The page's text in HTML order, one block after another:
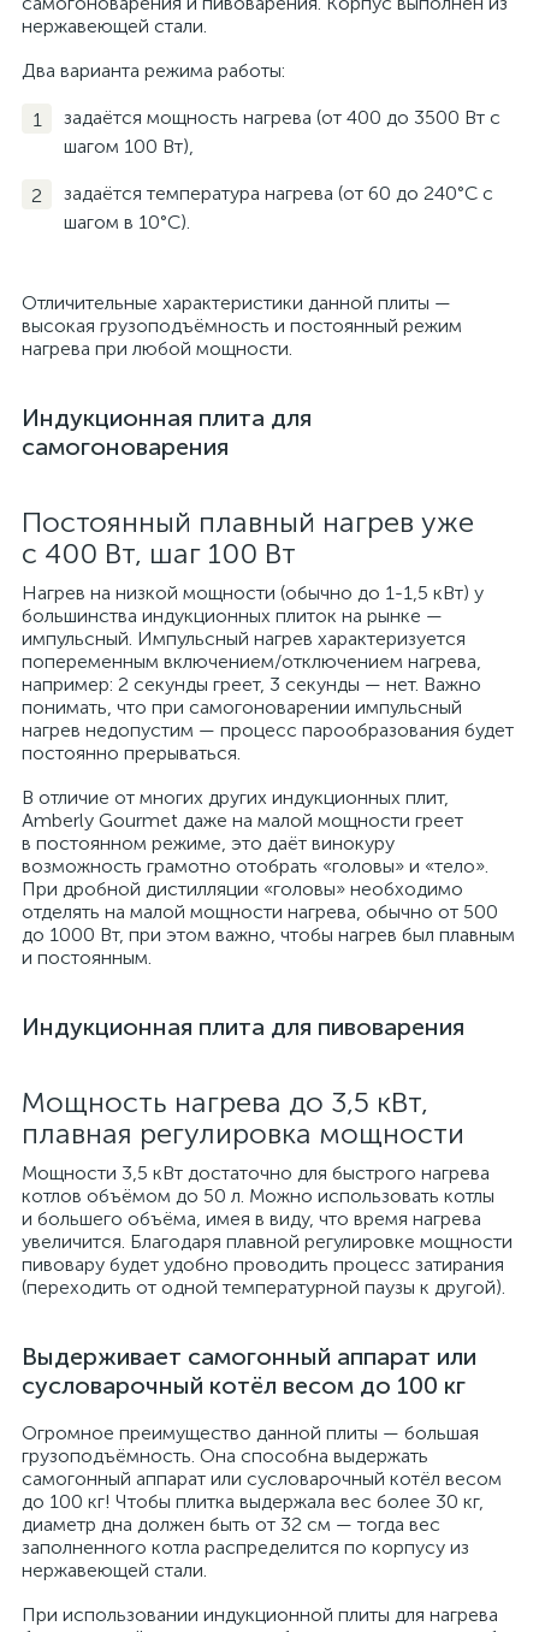
нержавеющей стали.
Два варианта режима работы:
задаётся мощность нагрева (от 400 до 3500 Вт с
шагом 100 Вт),
задаётся температура нагрева (от 60 до 240°С с
шагом в 10°С).
Отличительные характеристики данной плиты —
высокая грузоподъёмность и постоянный режим
нагрева при любой мощности.
Индукционная плита для
самогоноварения
Постоянный плавный нагрев уже
с 400 Вт, шаг 100 Вт
Нагрев на низкой мощности (обычно до 1-1,5 кВт) у
большинства индукционных плиток на рынке —
импульсный. Импульсный нагрев характеризуется
попеременным включением/отключением нагрева,
например: 2 секунды греет, 3 секунды — нет. Важно
понимать, что при самогоноварении импульсный
нагрев недопустим — процесс парообразования будет
постоянно прерываться.
В отличие от многих других индукционных плит,
Amberly Gourmet даже на малой мощности греет
в постоянном режиме, это даёт винокуру
возможность грамотно отобрать «головы» и «тело».
При дробной дистилляции «головы» необходимо
отделять на малой мощности нагрева, обычно от 500
до 1000 Вт, при этом важно, чтобы нагрев был плавным
и постоянным.
Индукционная плита для пивоварения
Мощность нагрева до 3,5 кВт,
плавная регулировка мощности
Мощности 3,5 кВт достаточно для быстрого нагрева
котлов объёмом до 50 л. Можно использовать котлы
и большего объёма, имея в виду, что время нагрева
увеличится. Благодаря плавной регулировке мощности
пивовару будет удобно проводить процесс затирания
(переходить от одной температурной паузы к другой).
Выдерживает самогонный аппарат или
сусловарочный котёл весом до 100 кг
Огромное преимущество данной плиты — большая
грузоподъёмность. Она способна выдержать
самогонный аппарат или сусловарочный котёл весом
до 100 кг! Чтобы плитка выдержала вес более 30 кг,
диаметр дна должен быть от 32 см — тогда вес
заполненного котла распределится по корпусу из
нержавеющей стали.
При использовании индукционной плиты для нагрева